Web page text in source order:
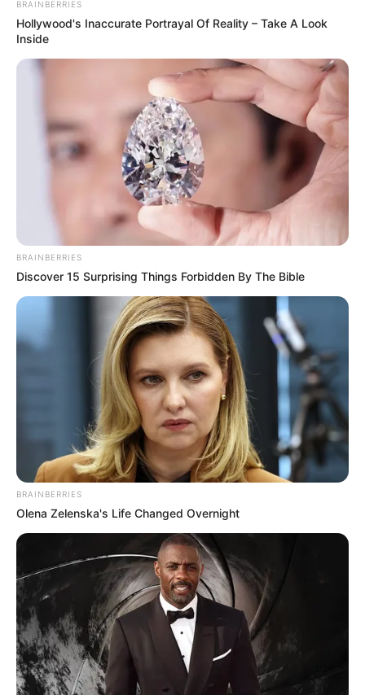
BRAINBERRIES
Hollywood's Inaccurate Portrayal Of Reality – Take A Look
Inside
BRAINBERRIES
Discover 15 Surprising Things Forbidden By The Bible
BRAINBERRIES
Olena Zelenska's Life Changed Overnight